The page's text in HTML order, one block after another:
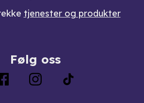
tjenester og produkter
Følg oss